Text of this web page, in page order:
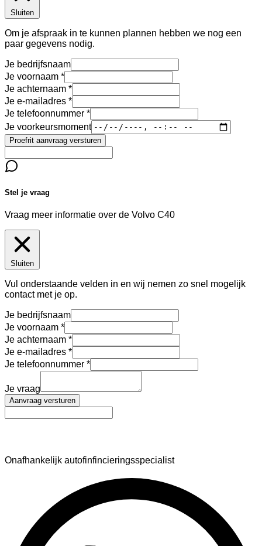
Sluiten
Om je afspraak in te kunnen plannen hebben we nog een
paar gegevens nodig.
Je bedrijfsnaam
Je voornaam
Je achternaam
Je e-mailadres
Je telefoonnummer
Je voorkeursmoment
Proefrit aanvraag versturen
Stel je vraag
Vraag meer informatie over de Volvo C40
Sluiten
Vul onderstaande velden in en wij nemen zo snel mogelijk
contact met je op.
Je bedrijfsnaam
Je voornaam
Je achternaam
Je e-mailadres
Je telefoonnummer
Je vraag
Aanvraag versturen
Onafhankelijk autofinfincieringsspecialist